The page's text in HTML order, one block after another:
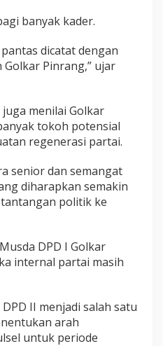
banyak kader.
dicatat dengan
Pinrang,” ujar
menilai Golkar
tokoh potensial
regenerasi partai.
senior dan semangat
diharapkan semakin
politik ke
DPD I Golkar
internal partai masih
II menjadi salah satu
arah
untuk periode